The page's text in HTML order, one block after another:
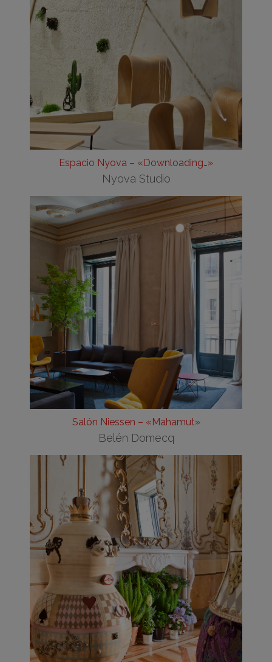
Espacio Nyova – «Downloading…»
Nyova Studio
Salón Niessen – «Mahamut»
Belén Domecq